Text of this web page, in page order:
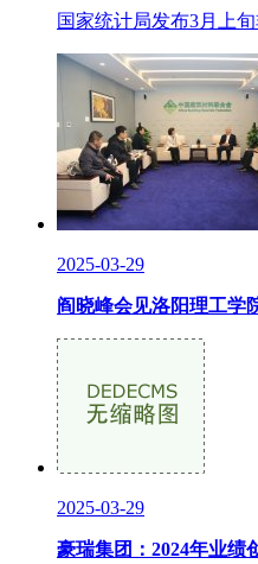
国家统计局发布3月上
2025-03-29
阎晓峰会见洛阳理工学
2025-03-29
豪瑞集团：2024年业绩